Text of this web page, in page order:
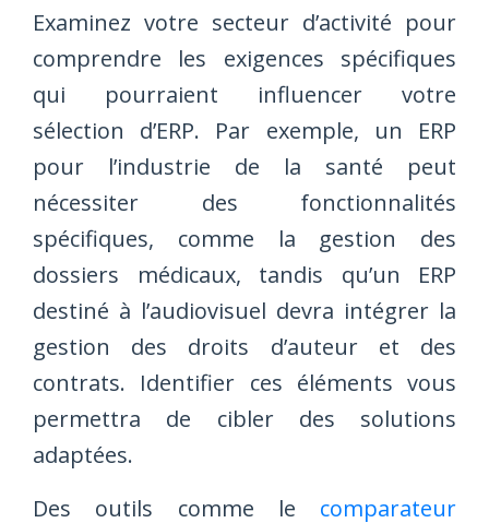
Examinez votre secteur d’activité pour
comprendre les exigences spécifiques
qui pourraient influencer votre
sélection d’ERP. Par exemple, un ERP
pour l’industrie de la santé peut
nécessiter des fonctionnalités
spécifiques, comme la gestion des
dossiers médicaux, tandis qu’un ERP
destiné à l’audiovisuel devra intégrer la
gestion des droits d’auteur et des
contrats. Identifier ces éléments vous
permettra de cibler des solutions
adaptées.
Des outils comme le comparateur